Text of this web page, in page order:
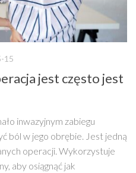
15
jest często jest
inwazyjnym zabiegu
ból w jego obrębie. Jest jedną
operacji. Wykorzystuje
aby osiągnąć jak